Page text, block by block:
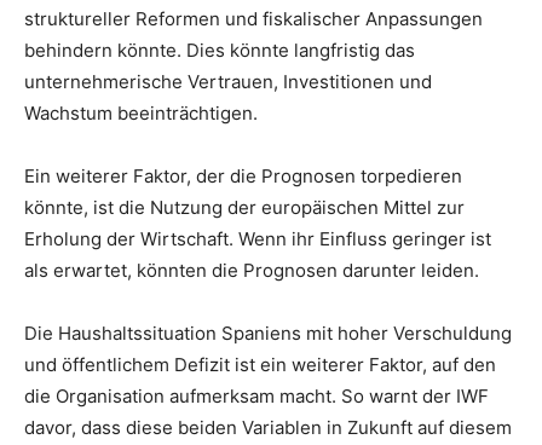
struktureller Reformen und fiskalischer Anpassungen
behindern könnte. Dies könnte langfristig das
unternehmerische Vertrauen, Investitionen und
Wachstum beeinträchtigen.
Ein weiterer Faktor, der die Prognosen torpedieren
könnte, ist die Nutzung der europäischen Mittel zur
Erholung der Wirtschaft. Wenn ihr Einfluss geringer ist
als erwartet, könnten die Prognosen darunter leiden.
Die Haushaltssituation Spaniens mit hoher Verschuldung
und öffentlichem Defizit ist ein weiterer Faktor, auf den
die Organisation aufmerksam macht. So warnt der IWF
davor, dass diese beiden Variablen in Zukunft auf diesem